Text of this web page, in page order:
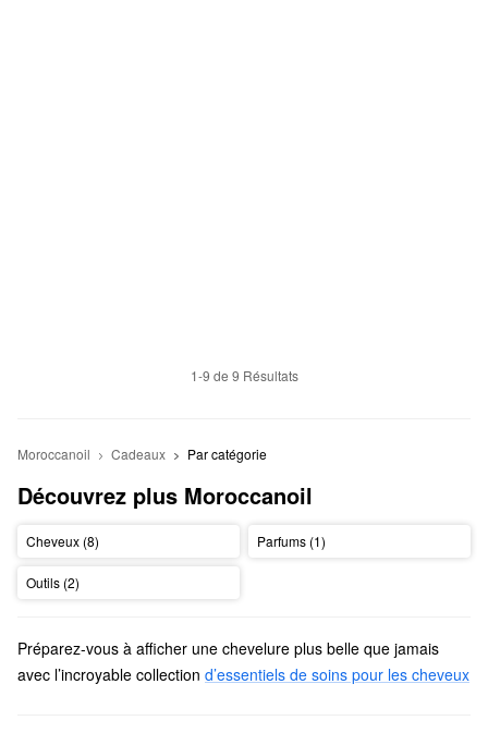
1-9 de 9 Résultats
Moroccanoil Cadeaux Par catégorie
Découvrez plus Moroccanoil
Cheveux (8) Parfums (1)
Outils (2)
Préparez-vous à afficher une chevelure plus belle que jamais
avec l’incroyable collection d’essentiels de soins pour les cheveux